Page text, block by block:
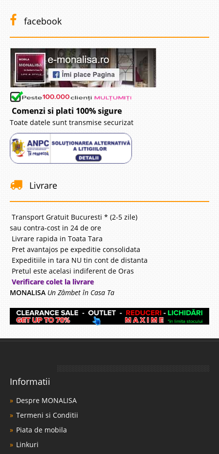
facebook
Comenzi si plati 100% sigure
Toate datele sunt transmise securizat
Livrare
Transport Gratuit Bucuresti * (2-5 zile)
sau contra-cost in 24 de ore
Livrare rapida in Toata Tara
Pret avantajos pe expeditie consolidata
Expeditiile in tara NU tin cont de distanta
Pretul este acelasi indiferent de Oras
Verificare colet la livrare
MONALISA Un Zâmbet în Casa Ta
Informatii
Despre MONALISA
Termeni si Conditii
Piata de mobila
Linkuri